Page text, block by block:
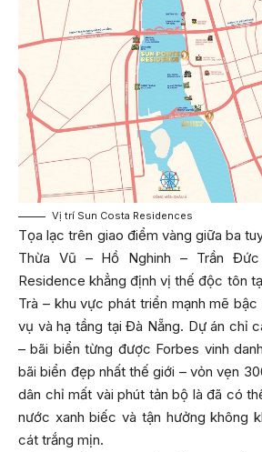
Vị trí Sun Costa Residences
Tọa lạc trên giao điểm vàng giữa ba
Thừa Vũ – Hồ Nghinh – Trần Đức
Residence khẳng định vị thế độc tôn
Trà – khu vực phát triển mạnh mẽ
vụ và hạ tầng tại Đà Nẵng. Dự án chỉ
– bãi biển từng được Forbes vinh
bãi biển đẹp nhất thế giới – vỏn vẹn
dân chỉ mất vài phút tản bộ là đã có
nước xanh biếc và tận hưởng không
cát trắng mịn.